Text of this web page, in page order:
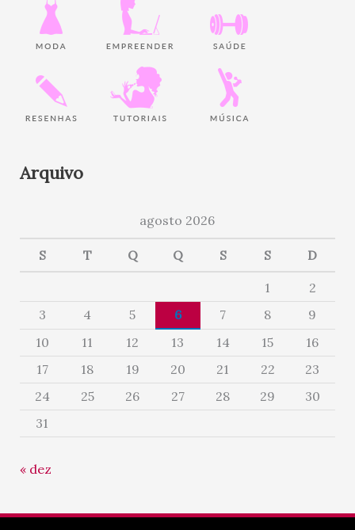
Arquivo
agosto 2026
S T Q Q S S D
1
2
3
4 5 6 7 8
9
10
11 12 13 14 15
16
17
18 19 20 21 22
23
24
25 26 27 28 29
30
31
« dez